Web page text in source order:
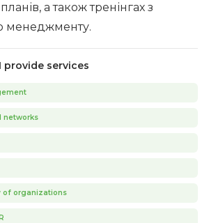
а також тренінгах з
менеджменту.
services
networks
of organizations